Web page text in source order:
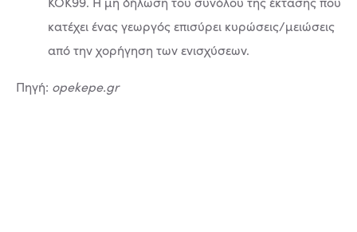
κατέχει ένας γεωργός επισύρει κυρώσεις/μειώσεις
από την χορήγηση των ενισχύσεων.
Πηγή: opekepe.gr